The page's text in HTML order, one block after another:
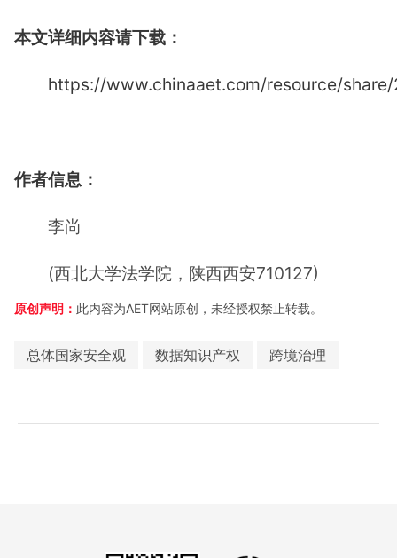
本文详细内容请下载：
https://www.chinaaet.com/resource/
作者信息：
李尚
(西北大学法学院，陕西西安710127)
原创声明： 此内容为AET网站原创，未经授权禁止转载。
总体国家安全观 数据知识产权 跨境治理